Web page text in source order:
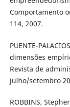
Comportamento
114, 2007.
PUENTE-
dimensões
Revista de
julho/setembro
ROBBINS,